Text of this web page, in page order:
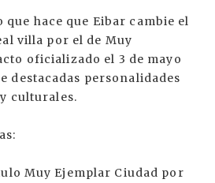
que hace que Eibar cambie el
villa por el de Muy
oficializado el 3 de mayo
destacadas personalidades
culturales.
Muy Ejemplar Ciudad por